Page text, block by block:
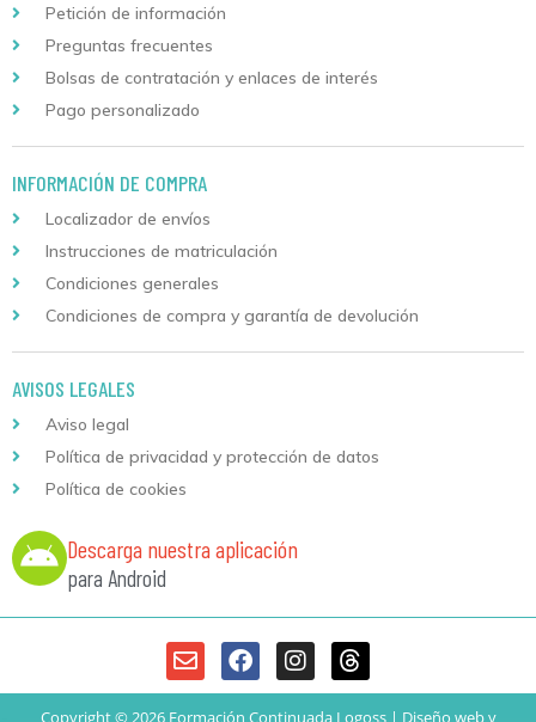
Petición de información
Preguntas frecuentes
Bolsas de contratación y enlaces de interés
Pago personalizado
INFORMACIÓN DE COMPRA
Localizador de envíos
Instrucciones de matriculación
Condiciones generales
Condiciones de compra y garantía de devolución
AVISOS LEGALES
Aviso legal
Política de privacidad y protección de datos
Política de cookies
Descarga nuestra aplicación
para Android
Copyright © 2026 Formación Continuada Logoss | Diseño weby